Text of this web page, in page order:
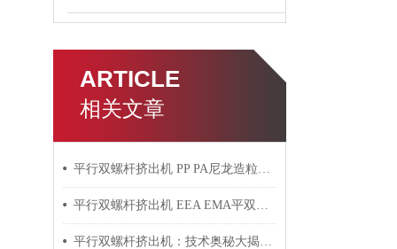
ARTICLE
相关文章
平行双螺杆挤出机 PP PA尼龙造粒机技术参数
平行双螺杆挤出机 EEA EMA平双挤出机 双螺杆挤出机技术参数
平行双螺杆挤出机：技术奥秘大揭秘！